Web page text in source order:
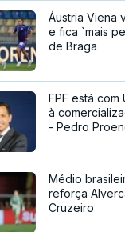
Áustria Viena
e fica `mais
de Braga
FPF está com
à
- Pedro
Médio
reforça
Cruzeiro